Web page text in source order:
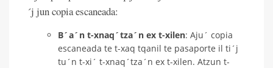
´j jun copia escaneada:
B´a´n t-xnaq´tza´n ex t-xilen: Aju´ copia
escaneada te t-xaq tqanil te pasaporte il ti´j
tu´n t-xi´ t-xnaq´tza´n ex t-xilen. Atzun t-